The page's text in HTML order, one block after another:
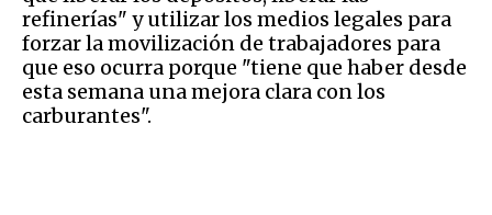
refinerías" y utilizar los medios legales para
forzar la movilización de trabajadores para
que eso ocurra porque "tiene que haber desde
esta semana una mejora clara con los
carburantes".